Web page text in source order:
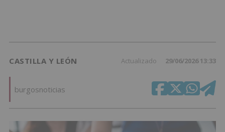
CASTILLA Y LEÓN Actualizado 29/06/2026 13:33
burgosnoticias